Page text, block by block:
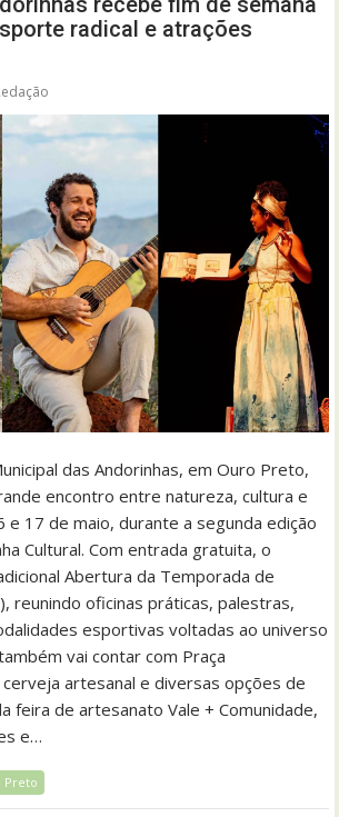
radical e atrações
das Andorinhas, em Ouro Preto,
encontro entre natureza, cultura e
17 de maio, durante a segunda edição
Cultural. Com entrada gratuita, o
Abertura da Temporada de
reunindo oficinas práticas, palestras,
esportivas voltadas ao universo
vai contar com Praça
artesanal e diversas opções de
feira de artesanato Vale + Comunidade,
e…
Preto